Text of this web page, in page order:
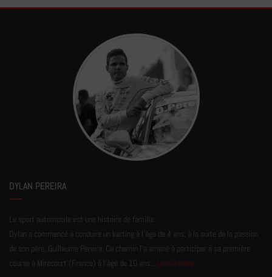
DYLAN PEREIRA
Le sport automobile est une histoire de famille.
Dylan a commencé à conduire un karting à l’âge de 4 ans, à la suite de la passion
de son père, Guillaume Pereira. Ce chemin l'a amené à participer à sa première
course à Mirecourt (France) à l'âge de 10 ans... Lire la suite